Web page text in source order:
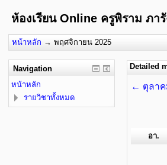
ห้องเรียน Online ครูพิราม ภา
หน้าหลัก → พฤศจิกายน 2025
Detailed
← ตุลา
อา.
Navigation
หน้าหลัก
รายวิชาทั้งหมด